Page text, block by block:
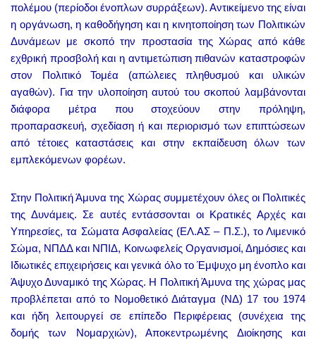
πολέμου (περίοδοι ένοπλων συρράξεων). Αντικείμενο της είναι
η οργάνωση, η καθοδήγηση και η κινητοποίηση των Πολιτικών
Δυνάμεων με σκοπό την προστασία της Χώρας από κάθε
εχθρική προσβολή και η αντιμετώπιση πιθανών καταστροφών
στον Πολιτικό Τομέα (απώλειες πληθυσμού και υλικών
αγαθών). Για την υλοποίηση αυτού του σκοπού λαμβάνονται
διάφορα μέτρα που στοχεύουν στην πρόληψη,
προπαρασκευή, σχεδίαση ή και περιορισμό των επιπτώσεων
από τέτοιες καταστάσεις και στην εκπαίδευση όλων των
εμπλεκόμενων φορέων.
Στην Πολιτική Άμυνα της Χώρας συμμετέχουν όλες οι Πολιτικές
της Δυνάμεις. Σε αυτές εντάσσονται οι Κρατικές Αρχές και
Υπηρεσίες, τα Σώματα Ασφαλείας (ΕΛ.ΑΣ – Π.Σ.), το Λιμενικό
Σώμα, ΝΠΔΔ και ΝΠΙΔ, Κοινωφελείς Οργανισμοί, Δημόσιες και
Ιδιωτικές επιχειρήσεις και γενικά όλο το Έμψυχο μη ένοπλο και
Άψυχο Δυναμικό της Χώρας. Η Πολιτική Άμυνα της χώρας μας
προβλέπεται από το Νομοθετικό Διάταγμα (ΝΔ) 17 του 1974
και ήδη λειτουργεί σε επίπεδο Περιφέρειας (συνέχεια της
δομής των Νομαρχιών), Αποκεντρωμένης Διοίκησης και